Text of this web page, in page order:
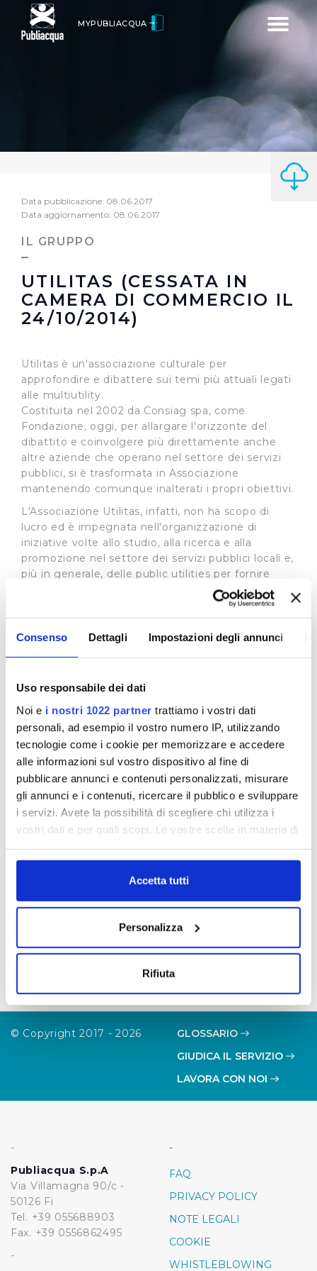
Consenso Dettagli Impostazioni degli annunci
Uso responsabile dei dati
Noi e i nostri 1022 partner trattiamo i vostri dati
personali, ad esempio il vostro numero IP, utilizzando
tecnologie come i cookie per memorizzare e accedere
alle informazioni sul vostro dispositivo al fine di
pubblicare annunci e contenuti personalizzati, misurare
gli annunci e i contenuti, ricercare il pubblico e sviluppare
i servizi. Avete la possibilità di scegliere chi utilizza i
vostri dati e per quali scopi. Le vostre scelte in materia di
in cui avete effettuato le vostre scelte. È possibile
modificare o revocare il proprio consenso in qualsiasi
momento dalla Dichiarazione sui cookie o facendo clic
Con il tuo consenso, vorremmo anche:
raccogliere informazioni sulla tua posizione
attivamente alla ricerca di caratteristiche specifiche
Approfondisci come vengono elaborati i tuoi dati personali
fruibile il sito web abilitandone funzionalità di base quali
la navigazione sulle pagine e l'accesso alle aree
protette. In linea con le preferenze manifestate
dall’Utente e con i consensi dallo stesso prestati, i
cookie possono essere inoltre utilizzati per analizzare il
traffico sul nostro sito web, per personalizzare
Accetta tutti
Personalizza
Rifiuta
Toggle
MYPUBLIACQUA
Data pubblicazione: 08.06.2017
Data aggiornamento: 08.06.2017
IL GRUPPO
UTILITAS (CESSATA IN
CAMERA DI COMMERCIO IL
24/10/2014)
Utilitas è un'associazione culturale per
approfondire e dibattere sui temi più attuali legati
alle multiutility.
Costituita nel 2002 da Consiag spa, come
Fondazione, oggi, per allargare l'orizzonte del
dibattito e coinvolgere più direttamente anche
altre aziende che operano nel settore dei servizi
pubblici, si è trasformata in Associazione
mantenendo comunque inalterati i propri obiettivi.
L'Associazione Utilitas, infatti, non ha scopo di
lucro ed è impegnata nell'organizzazione di
iniziative volte allo studio, alla ricerca e alla
promozione nel settore dei servizi pubblici locali e,
più in generale, delle public utilities per fornire
strumenti che consentano la misurazione della
qualità, economicità ed efficienza dei servizi
erogati a favore dei cittadini ed il loro
monitoraggio.
S.p.A., GIDA, ASEL.
attività di ricerca, studio e confronto sul tema
delle public utilities, accreditandosi come un
soggetto nuovo ed autorevole nel panorama delle
organizzazioni che si occupano di servizi di
pubblica utilità.
Publiacqua partecipa Utilitas con una quota di
30.000 euro (pari al 41,38%).
Organi Societari:
Oublesse Conti (Presidente)
Roberto Pagliocca (Consigliere)
Luciano Baggiani (Consigliere)
Roberto Natali (Consigliere)
Andrea Simoncini (Consigliere)
© Copyright 2017 - 2026
GLOSSARIO
GIUDICA IL SERVIZIO
LAVORA CON NOI
-
Publiacqua S.p.A
Via Villamagna 90/c -
50126 Fi
Tel. +39 055688903
Fax. +39 0556862495
-
-
FAQ
PRIVACY POLICY
NOTE LEGALI
COOKIE
WHISTLEBLOWING